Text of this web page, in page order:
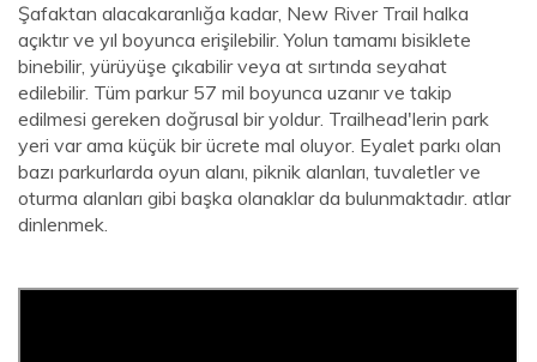
Şafaktan alacakaranlığa kadar, New River Trail halka
açıktır ve yıl boyunca erişilebilir. Yolun tamamı bisiklete
binebilir, yürüyüşe çıkabilir veya at sırtında seyahat
edilebilir. Tüm parkur 57 mil boyunca uzanır ve takip
edilmesi gereken doğrusal bir yoldur. Trailhead'lerin park
yeri var ama küçük bir ücrete mal oluyor. Eyalet parkı olan
bazı parkurlarda oyun alanı, piknik alanları, tuvaletler ve
oturma alanları gibi başka olanaklar da bulunmaktadır. atlar
dinlenmek.